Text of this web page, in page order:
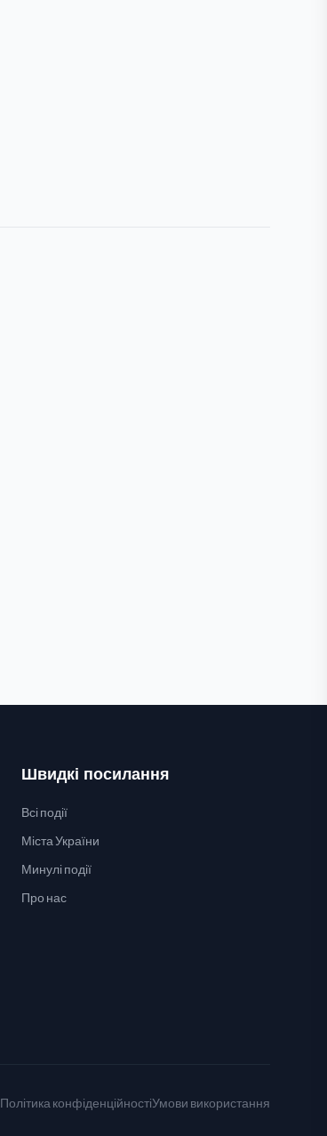
Швидкі посилання
Всі події
Міста України
Минулі події
Про нас
Політика конфіденційностіУмови використання